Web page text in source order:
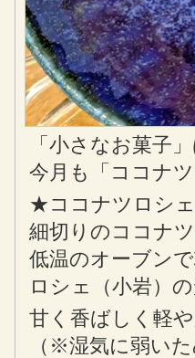
「小さなお菓子
今月も「ココナ
★ココナツロシ
細切りのココナ
低温のオーブン
ロシェ（小岩）
甘く香ばしく軽
（※湿気に弱い